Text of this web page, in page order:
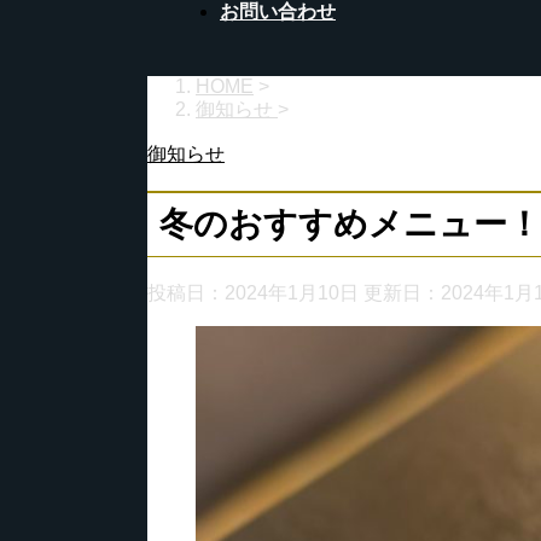
お問い合わせ
HOME >
御知らせ >
御知らせ
冬のおすすめメニュー！
投稿日：2024年1月10日 更新日： 2024年1月